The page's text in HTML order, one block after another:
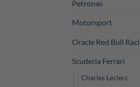
Petronas
Motorsport
Oracle Red Bull
Scuderia Ferrari
Charles Leclerc